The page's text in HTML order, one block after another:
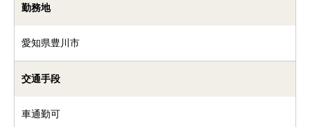
勤務地
愛知県豊川市
交通手段
車通勤可